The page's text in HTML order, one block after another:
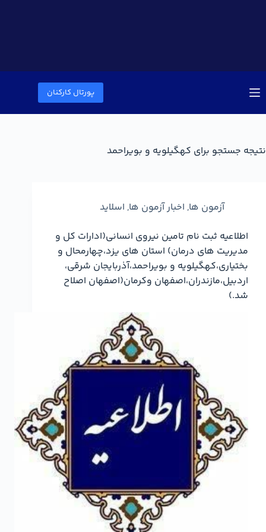
پورتال کارکنان
نتیجه جستجو برای کهگیلویه و بویراحمد
آزمون ها, اخبار آزمون ها, اسلاید
اطلاعیه ثبت نام تامین نیروی انسانی(ادارات کل و
مدیریت های درمان) استان های یزد،چهارمحال و
بختیاری،کهگیلویه و بویراحمد،آذربایجان شرقی،
اردبیل،مازندران،اصفهان وکرمان(اصفهان اصلاح
شد.)